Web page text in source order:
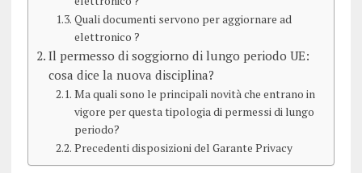
Quali documenti servono per aggiornare ad
elettronico ?
Il permesso di soggiorno di lungo periodo UE:
cosa dice la nuova disciplina?
Ma quali sono le principali novità che entrano in
vigore per questa tipologia di permessi di lungo
periodo?
Precedenti disposizioni del Garante Privacy